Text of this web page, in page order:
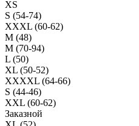
XS
S (54-74)
XXXL (60-62)
M (48)
M (70-94)
L (50)
XL (50-52)
XXXXL (64-66)
S (44-46)
XXL (60-62)
Заказной